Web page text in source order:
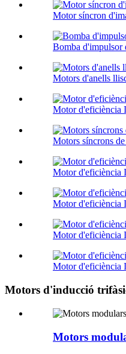
Motor síncron
Bomba d'impulsor
Motors d'anells
Motor d'eficiència
Motors síncrons
Motor d'eficiència
Motor d'eficiència
Motor d'eficiència
Motor d'eficiència
Motors d'inducció
Motors